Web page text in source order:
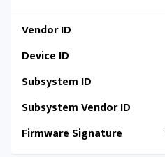
Vendor ID
Device ID
Subsystem ID
Subsystem Vendor ID
Firmware Signature